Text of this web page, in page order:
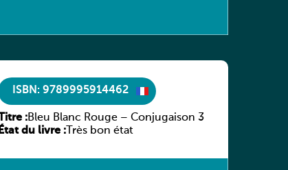
ISBN: 9789995914462
Titre :Bleu Blanc Rouge – Conjugaison 3
État du livre :Très bon état